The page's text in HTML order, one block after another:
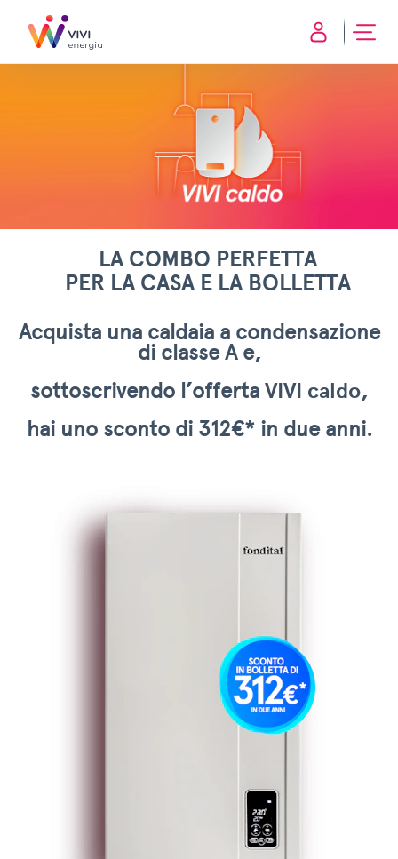
LA COMBO PERFETTA
PER LA CASA E LA BOLLETTA
Acquista una caldaia a condensazione
di classe A e,
sottoscrivendo l’offerta VIVI caldo,
hai uno sconto di 312€* in due anni.